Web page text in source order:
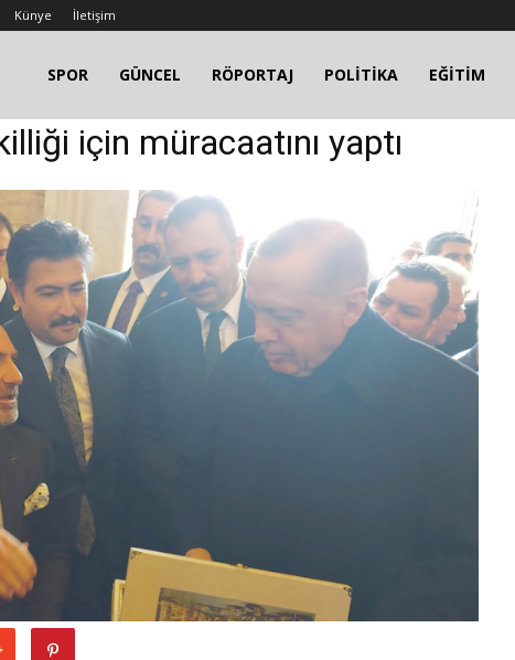
Künye İletişim
SPOR GÜNCEL RÖPORTAJ POLİTİKA EĞİTİM
için müracaatını yaptı